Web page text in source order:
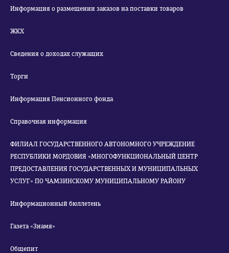
Информация о размещении заказов на поставки товаров
ЖКХ
Сведения о доходах служащих
Торги
Информация Пенсионного фонда
Справочная информация
ФИЛИАЛ ГОСУДАРСТВЕННОГО АВТОНОМНОГО УЧРЕЖДЕНИЕ
РЕСПУБЛИКИ МОРДОВИЯ «МНОГОФУНКЦИОНАЛЬНЫЙ ЦЕНТР
ПРЕДОСТАВЛЕНИЯ ГОСУДАРСТВЕННЫХ И МУНИЦИПАЛЬНЫХ
УСЛУГ» ПО ЧАМЗИНСКОМУ МУНИЦИПАЛЬНОМУ РАЙОНУ
Информационный бюллетень
Газета «Знамя»
Общепит